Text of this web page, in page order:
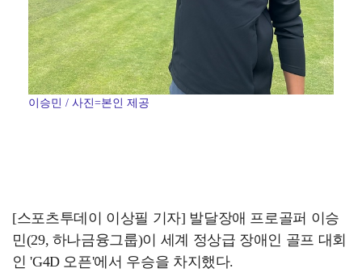
이승민 / 사진=본인 제공
[스포츠투데이 이상필 기자] 발달장애 프로골퍼 이승
민(29, 하나금융그룹)이 세계 정상급 장애인 골프 대회
인 'G4D 오픈'에서 우승을 차지했다.